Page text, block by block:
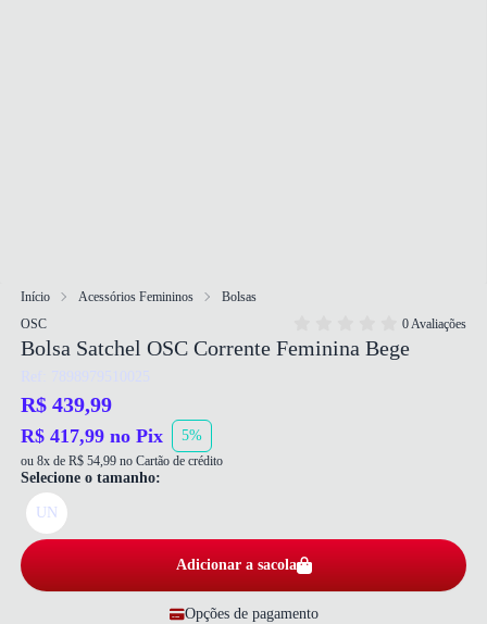
Início Acessórios Femininos
Bolsas
OSC
0 Avaliações
Bolsa Satchel OSC Corrente Feminina Bege
Ref: 7898979510025
R$ 439,99
R$ 417,99 no Pix 5%
ou 8x de R$ 54,99 no Cartão de crédito
Selecione o tamanho:
UN
Adicionar a sacola
Opções de pagamento